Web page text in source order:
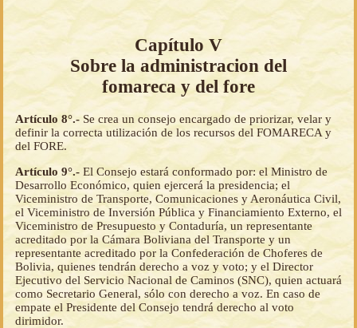
Capítulo V
Sobre la administracion del
fomareca y del fore
Artículo 8°.- Se crea un consejo encargado de priorizar, velar y
definir la correcta utilización de los recursos del FOMARECA y
del FORE.
Artículo 9°.- El Consejo estará conformado por: el Ministro de
Desarrollo Económico, quien ejercerá la presidencia; el
Viceministro de Transporte, Comunicaciones y Aeronáutica Civil,
el Viceministro de Inversión Pública y Financiamiento Externo, el
Viceministro de Presupuesto y Contaduría, un representante
acreditado por la Cámara Boliviana del Transporte y un
representante acreditado por la Confederación de Choferes de
Bolivia, quienes tendrán derecho a voz y voto; y el Director
Ejecutivo del Servicio Nacional de Caminos (SNC), quien actuará
como Secretario General, sólo con derecho a voz. En caso de
empate el Presidente del Consejo tendrá derecho al voto
dirimidor.